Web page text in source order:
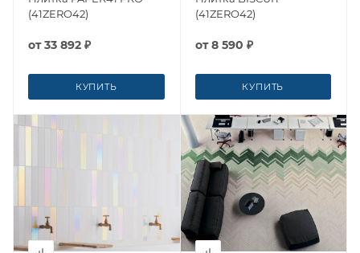
(41ZERO42)
от33 892 ₽
КУПИТЬ
(41ZERO42)
от8 590 ₽
КУПИТЬ